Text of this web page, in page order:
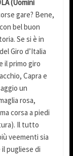
(Uomini
gare? Bene,
bel buon
Se si è in
Giro d’Italia
il primo giro
Capra e
un
rosa,
corsa a piedi
Il tutto
veementi sia
il pugliese di